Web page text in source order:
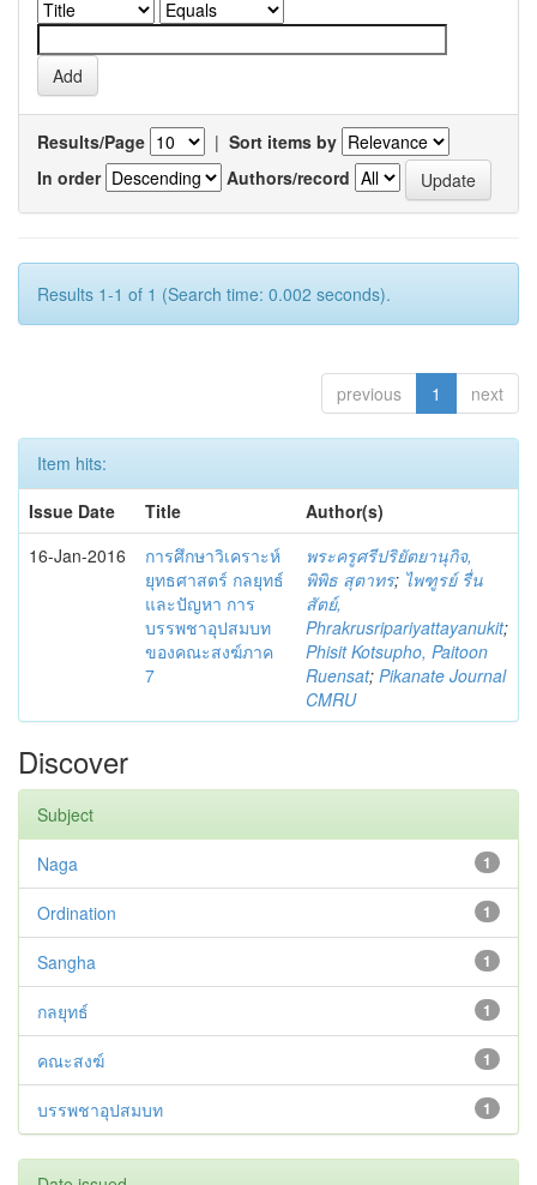
Results/Page | Sort items by
In order
Authors/record
Results 1-1 of 1 (Search time: 0.002 seconds).
previous 1 next
Item hits:
Issue Date
Title
Author(s)
16-Jan-2016
การศึกษาวิเคราะห์
ยุทธศาสตร์ กลยุทธ์
และปัญหา การ
บรรพชาอุปสมบท
ของคณะสงฆ์ภาค
7
พระครูศรีปริยัตยานุกิจ,
พิพิธ สุตาทร; ไพฑูรย์ รื่น
สัตย์,
Phrakrusripariyattayanukit;
Phisit Kotsupho, Paitoon
Ruensat; Pikanate Journal
CMRU
Discover
Subject
1
Naga
1
Ordination
1
Sangha
1
กลยุทธ์
1
คณะสงฆ์
1
บรรพชาอุปสมบท